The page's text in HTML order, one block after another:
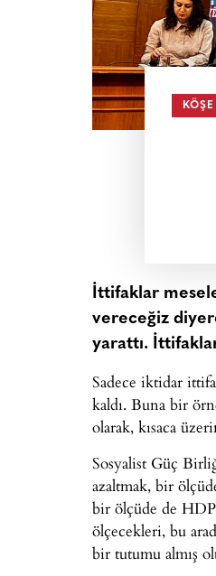
İttifaklar
vereceğiz
yarattı.
Sadece iktidar
kaldı. Buna bir
olarak, kısaca
Sosyalist Güç
azaltmak, bir
bir ölçüde de
ölçecekleri, bu
bir tutumu almış